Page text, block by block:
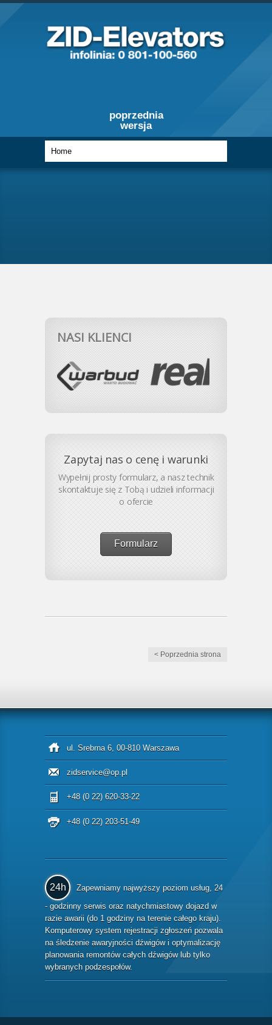
poprzednia
wersja
NASI KLIENCI
Zapytaj nas o cenę i warunki
Wypełnij prosty formularz, a nasz technik
skontaktuje się z Tobą i udzieli informacji
o ofercie
Formularz
< Poprzednia strona
ul. Srebrna 6, 00-810 Warszawa
zidservice@op.pl
+48 (0 22) 620-33-22
+48 (0 22) 203-51-49
24h
Zapewniamy najwyższy poziom usług, 24
- godzinny serwis oraz natychmiastowy dojazd w
razie awarii (do 1 godziny na terenie całego kraju).
Komputerowy system rejestracji zgłoszeń pozwala
na śledzenie awaryjności dźwigów i optymalizację
planowania remontów całych dźwigów lub tylko
wybranych podzespołów.